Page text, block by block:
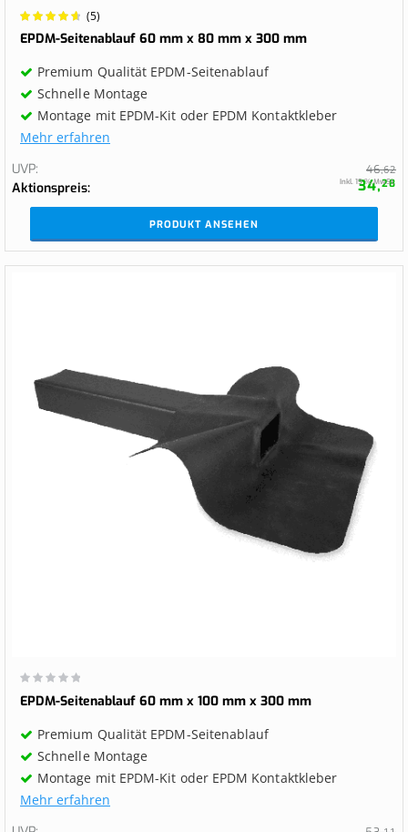
Wertung:
96%
(5)
EPDM-Seitenablauf 60 mm x 80 mm x 300 mm
Premium Qualität EPDM-Seitenablauf
Schnelle Montage
Montage mit EPDM-Kit oder EPDM Kontaktkleber
Mehr erfahren
UVP
46,62
Aktionspreis 34,28
Inkl. 19 % MwSt.
PRODUKT ANSEHEN
Wertung:
0%
EPDM-Seitenablauf 60 mm x 100 mm x 300 mm
Premium Qualität EPDM-Seitenablauf
Schnelle Montage
Montage mit EPDM-Kit oder EPDM Kontaktkleber
Mehr erfahren